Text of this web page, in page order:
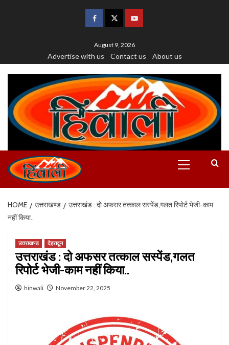
August 9, 2026
Advertise with us Contact us About us
HOME उत्तराखण्ड
उत्तराखंड : दो अफसर तत्काल सस्पेंड,गलत रिपोर्ट भेजी-काम
नहीं किया..
उत्तराखण्ड देहरादून
उत्तराखंड : दो अफसर तत्काल सस्पेंड,गलत
रिपोर्ट भेजी-काम नहीं किया..
hinwali November 22, 2025